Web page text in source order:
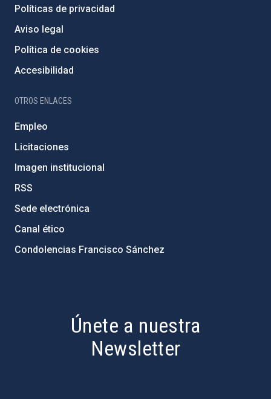
Políticas de privacidad
Aviso legal
Política de cookies
Accesibilidad
OTROS ENLACES
Empleo
Licitaciones
Imagen institucional
RSS
Sede electrónica
Canal ético
Condolencias Francisco Sánchez
Únete a nuestra
Newsletter